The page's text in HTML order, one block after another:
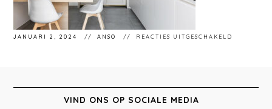
JANUARI 2, 2024 ANSO REACTIES UITGESCHAKELD
VIND ONS OP SOCIALE MEDIA